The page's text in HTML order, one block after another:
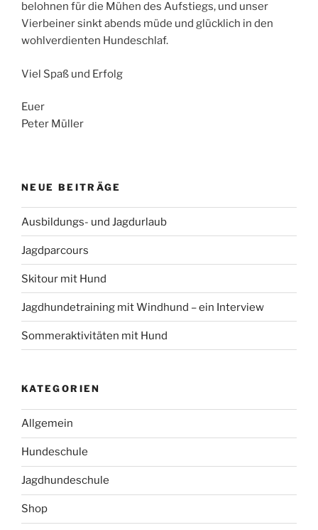
belohnen für die Mühen des Aufstiegs, und unser
Vierbeiner sinkt abends müde und glücklich in den
wohlverdienten Hundeschlaf.
Viel Spaß und Erfolg
Euer
Peter Müller
NEUE BEITRÄGE
Ausbildungs- und Jagdurlaub
Jagdparcours
Skitour mit Hund
Jagdhundetraining mit Windhund – ein Interview
Sommeraktivitäten mit Hund
KATEGORIEN
Allgemein
Hundeschule
Jagdhundeschule
Shop